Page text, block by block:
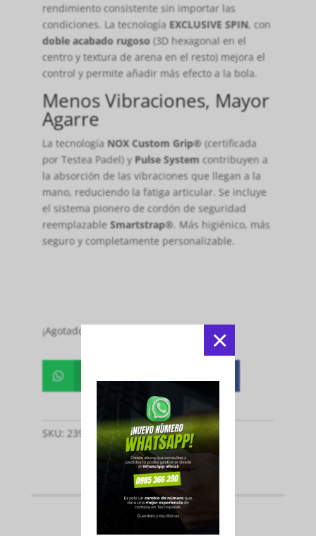
×
rendimiento consistente sin importar las
condiciones. La tecnología EXCLUSIVE SPIN, con
doble acabado rugoso(3D hexagonal en el
centro y textura de arena en el resto) mejora el
control y permite añadir más efecto a la bola.
Menos Vibraciones, Mayor
Agarre
La tecnología NOX Custom Grip® (certificada
por Testea Padel) y Pulse Systemcontribuyen a
la absorción de las vibraciones que llegan a la
mano, reduciendo la fatiga articular. Se incluye
el sistema pionero de cordón de seguridad
reemplazable Smartstrap®. Más higiénico, más
seguro y completamente personalizable.
¡Agotado!

SKU: 2391 Categoría: Paletas